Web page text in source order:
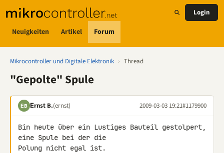
Neuigkeiten Artikel Forum
Login
Mikrocontroller und Digitale Elektronik › Thread
"Gepolte" Spule
ΕB Εrnst B.(ernst) 2009-03-03 19:21#1179900
Bin heute über ein Lustiges Bauteil gestolpert,
eine Spule bei der die
Polung nicht egal ist.